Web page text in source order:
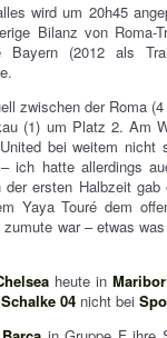
wird um 20h45
Bilanz von Roma-
Bayern (2012 als
zwischen der Roma
(1) um Platz 2. Am
bei weitem nicht
ich hatte allerdings
ersten Halbzeit
Yaya Touré dem
war – etwas
heute in Maribor
Schalke 04 nicht bei